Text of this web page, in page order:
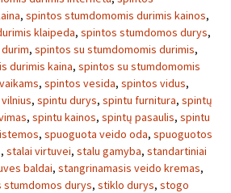
, spintos stumdomomis durimis kainos,
klaipeda, spintos stumdomos durys,
, spintos su stumdomomis durimis,
durimis kaina, spintos su stumdomomis
, spintos vesida, spintos vidus,
, spintu durys, spintu furnitura, spintų
, spintu kainos, spintų pasaulis, spintu
, spuoguota veido oda, spuoguotos
, stalai virtuvei, stalu gamyba, standartiniai
baldai, stangrinamasis veido kremas,
stumdomos durys, stiklo durys, stogo